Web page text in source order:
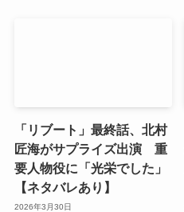
「リブート」最終話、北村
匠海がサプライズ出演 重
要人物役に「光栄でした」
【ネタバレあり】
2026年3月30日